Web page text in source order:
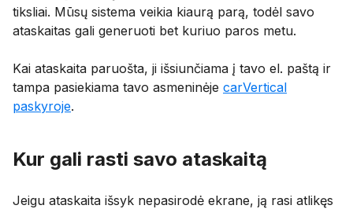
tiksliai. Mūsų sistema veikia kiaurą parą, todėl savo
ataskaitas gali generuoti bet kuriuo paros metu.
Kai ataskaita paruošta, ji išsiunčiama į tavo el. paštą ir
tampa pasiekiama tavo asmeninėje carVertical
paskyroje.
Kur gali rasti savo ataskaitą
Jeigu ataskaita išsyk nepasirodė ekrane, ją rasi atlikęs